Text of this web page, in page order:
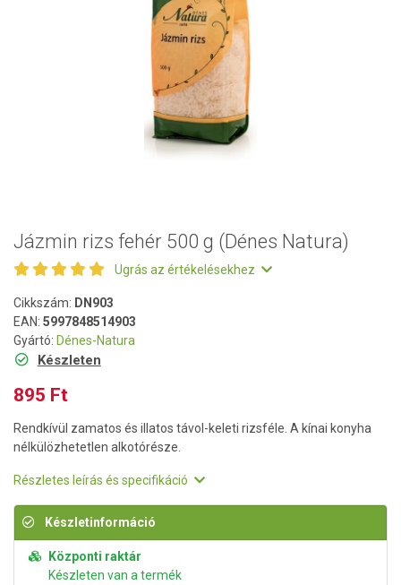
Jázmin rizs fehér 500 g (Dénes Natura)
Ugrás az értékelésekhez
Cikkszám: DN903
EAN: 5997848514903
Gyártó: Dénes-Natura
Készleten
895 Ft
Rendkívül zamatos és illatos távol-keleti rizsféle. A kínai konyha
nélkülözhetetlen alkotórésze.
Részletes leírás és specifikáció
Készletinformáció
Központi raktár
Készleten van a termék